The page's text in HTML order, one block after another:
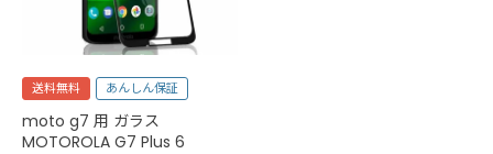
送料無料 あんしん保証
moto g7 用 ガラス
MOTOROLA G7 Plus 6